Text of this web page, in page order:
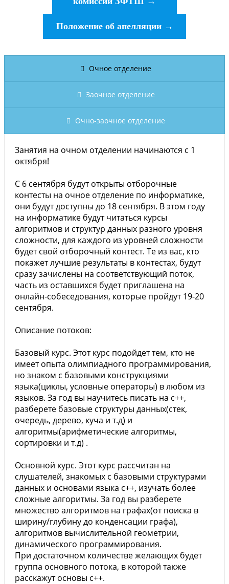
Положение об апелляции→
Очное отделение
Заочное отделение
Очно-заочное отделение
Занятия на очном отделении начинаются с 1
октября!
С 6 сентября будут открыты отборочные
контесты на очное отделение по информатике,
они будут доступны до 18 сентября. В этом году
на информатике будут читаться курсы
алгоритмов и структур данных разного уровня
сложности, для каждого из уровней сложности
будет свой отборочный контест. Те из вас, кто
покажет лучшие результаты в контестах, будут
сразу зачислены на соответствующий поток,
часть из оставшихся будет приглашена на
онлайн-собеседования, которые пройдут 19-20
сентября.
Описание потоков:
Базовый курс. Этот курс подойдет тем, кто не
имеет опыта олимпиадного программирования,
но знаком с базовыми конструкциями
языка(циклы, условные операторы) в любом из
языков. За год вы научитесь писать на с++,
разберете базовые структуры данных(стек,
очередь, дерево, куча и т.д) и
алгоритмы(арифметические алгоритмы,
сортировки и т.д) .
Основной курс. Этот курс рассчитан на
слушателей, знакомых с базовыми структурами
данных и основами языка с++, изучать более
сложные алгоритмы. За год вы разберете
множество алгоритмов на графах(от поиска в
ширину/глубину до конденсации графа),
алгоритмов вычислительной геометрии,
динамического программирования.
При достаточном количестве желающих будет
группа основного потока, в которой также
расскажут основы с++.